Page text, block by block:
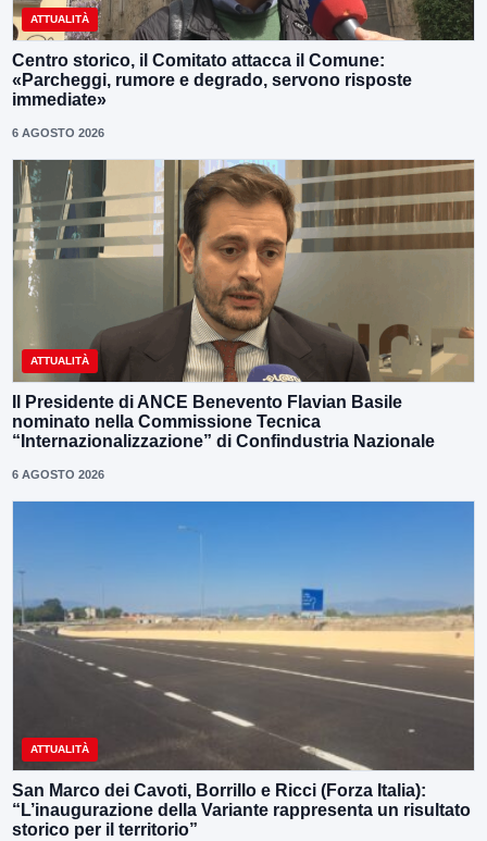
ATTUALITÀ
Centro storico, il Comitato attacca il Comune:
«Parcheggi, rumore e degrado, servono risposte
immediate»
6 AGOSTO 2026
ATTUALITÀ
Il Presidente di ANCE Benevento Flavian Basile
nominato nella Commissione Tecnica
“Internazionalizzazione” di Confindustria Nazionale
6 AGOSTO 2026
ATTUALITÀ
San Marco dei Cavoti, Borrillo e Ricci (Forza Italia):
“L’inaugurazione della Variante rappresenta un risultato
storico per il territorio”